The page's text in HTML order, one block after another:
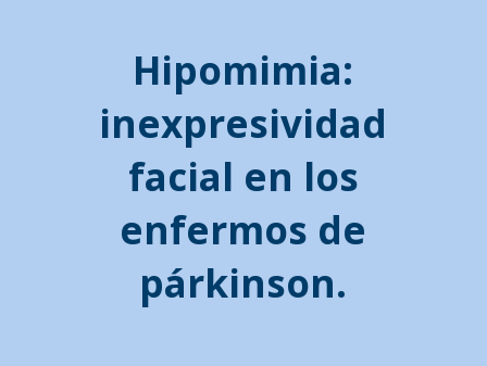
Hipomimia:
inexpresividad
facial en los
enfermos de
párkinson.